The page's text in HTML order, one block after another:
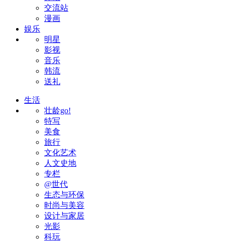
交流站
漫画
娱乐
明星
影视
音乐
韩流
送礼
生活
壮龄go!
特写
美食
旅行
文化艺术
人文史地
专栏
@世代
生态与环保
时尚与美容
设计与家居
光影
科玩